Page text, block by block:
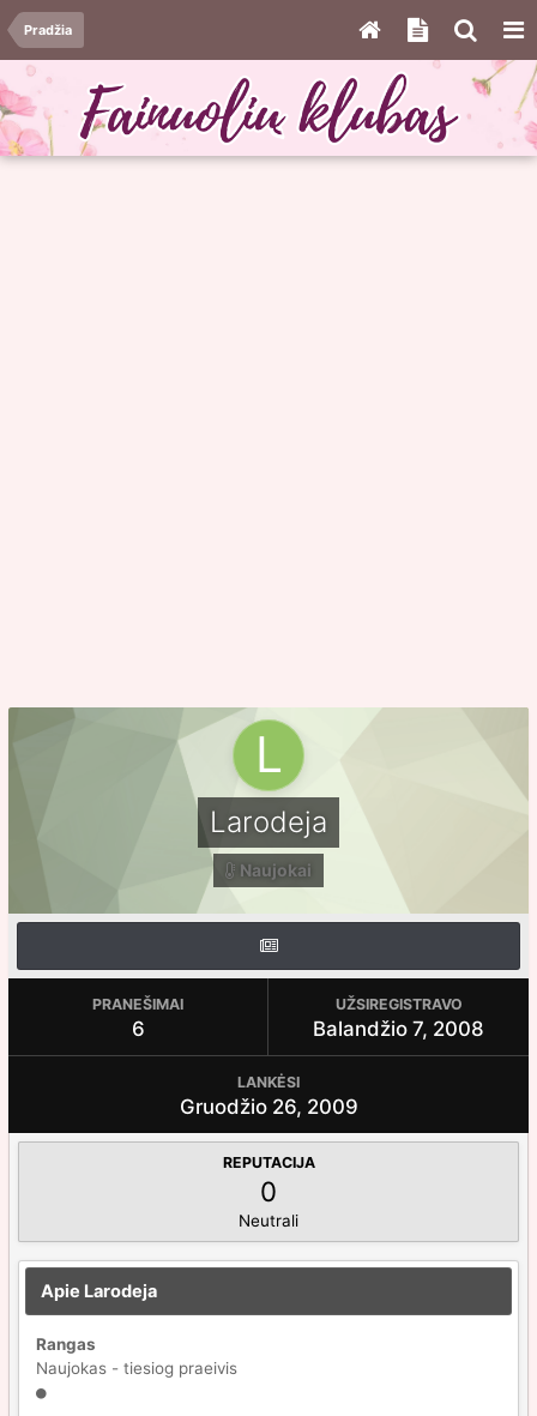
Pradžia
Larodeja
Naujokai
PRANEŠIMAI
6
UŽSIREGISTRAVO
Balandžio 7, 2008
LANKĖSI
Gruodžio 26, 2009
REPUTACIJA
0
Neutrali
Apie Larodeja
Rangas
Naujokas - tiesiog praeivis